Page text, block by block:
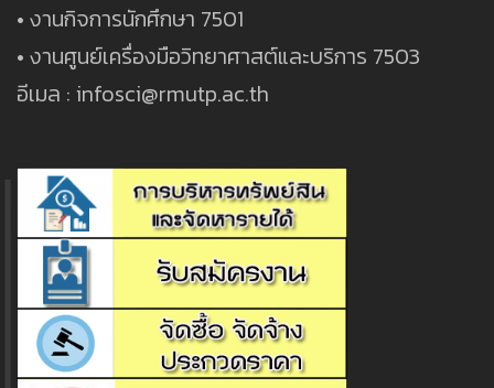
• งานกิจการนักศึกษา 7501
• งานศูนย์เครื่องมือวิทยาศาสต์และบริการ 7503
อีเมล : infosci@rmutp.ac.th